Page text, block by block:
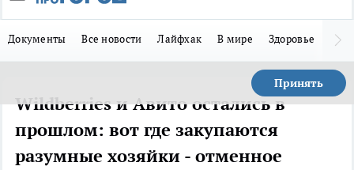
Документы Все новости Лайфхак В мире Здоровье
Принять
Wildberries и Авито остались в
прошлом: вот где закупаются
разумные хозяйки - отменное